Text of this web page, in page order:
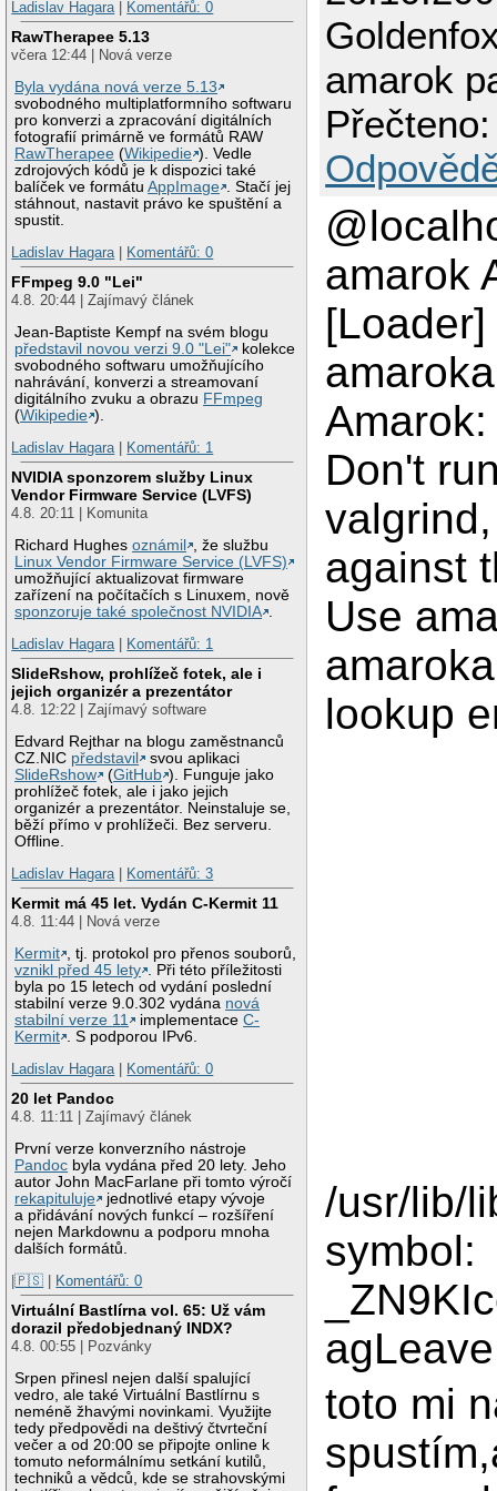
Ladislav Hagara| Komentářů: 0
RawTherapee 5.13
včera 12:44 | Nová verze
Byla vydána nová verze 5.13
svobodného multiplatformního softwaru
pro konverzi a zpracování digitálních
fotografií primárně ve formátů RAW
RawTherapee (Wikipedie ). Vedle
zdrojových kódů je k dispozici také
balíček ve formátuAppImage
. Stačí jej
stáhnout, nastavit právo ke spuštění a
spustit.
Ladislav Hagara| Komentářů: 0
FFmpeg 9.0 "Lei"
4.8. 20:44 | Zajímavý článek
Jean-Baptiste Kempf na svém blogu
představil novou verzi 9.0 "Lei"
kolekce
svobodného softwaru umožňujícího
nahrávání, konverzi a streamovaní
digitálního zvuku a obrazu FFmpeg
(Wikipedie ).
Ladislav Hagara| Komentářů: 1
NVIDIA sponzorem služby Linux
Vendor Firmware Service (LVFS)
4.8. 20:11 | Komunita
Richard Hughesoznámil
, že službu
Linux Vendor Firmware Service (LVFS)
umožňující aktualizovat firmware
zařízení na počítačích s Linuxem, nově
sponzoruje také společnost NVIDIA
Ladislav Hagara| Komentářů: 1
SlideRshow, prohlížeč fotek, ale i
jejich organizér a prezentátor
4.8. 12:22 | Zajímavý software
Edvard Rejthar na blogu zaměstnanců
CZ.NIC představil
svou aplikaci
SlideRshow
(GitHub ). Funguje jako
prohlížeč fotek, ale i jako jejich
organizér a prezentátor. Neinstaluje se,
běží přímo v prohlížeči. Bez serveru.
Offline.
Ladislav Hagara| Komentářů: 3
Kermit má 45 let. Vydán C-Kermit 11
4.8. 11:44 | Nová verze
Kermit
, tj. protokol pro přenos souborů,
vznikl před 45 lety
. Při této příležitosti
byla po 15 letech od vydání poslední
stabilní verze 9.0.302 vydána nová
stabilní verze 11
implementaceC-
Kermit
. S podporou IPv6.
Ladislav Hagara| Komentářů: 0
20 let Pandoc
4.8. 11:11 | Zajímavý článek
První verze konverzního nástroje
Pandoc byla vydána před 20 lety. Jeho
autor John MacFarlane při tomto výročí
rekapituluje
jednotlivé etapy vývoje
a přidávání nových funkcí – rozšíření
nejen Markdownu a podporu mnoha
dalších formátů.
|🇵🇸
Komentářů: 0
Virtuální Bastlírna vol. 65: Už vám
dorazil předobjednaný INDX?
4.8. 00:55 | Pozvánky
Srpen přinesl nejen další spalující
vedro, ale také Virtuální Bastlírnu s
neméně žhavými novinkami. Využijte
tedy předpovědi na deštivý čtvrteční
večer a od 20:00 se připojte online k
tomuto neformálnímu setkání kutilů,
techniků a vědců, kde se strahovskými
amarok
amarok
Don't
against
Use
lookup
/usr/lib/
symbol:
toto mi